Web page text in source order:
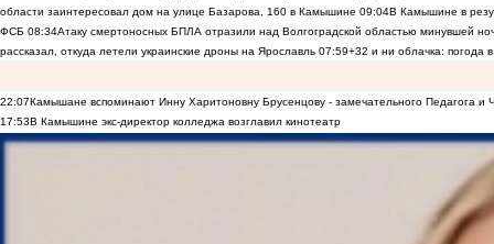
области заинтересовал дом на улице Базарова, 160 в Камышине 09:04В Камышине в
ФСБ 08:34Атаку смертоносных БПЛА отразили над Волгоградской областью минувшей
рассказал, откуда летели украинские дроны на Ярославль 07:59+32 и ни облачка: погода
22:07Камышане вспоминают Инну Харитоновну Брусенцову - замечательного Педагога и
17:53В Камышине экс-директор колледжа возглавил кинотеатр